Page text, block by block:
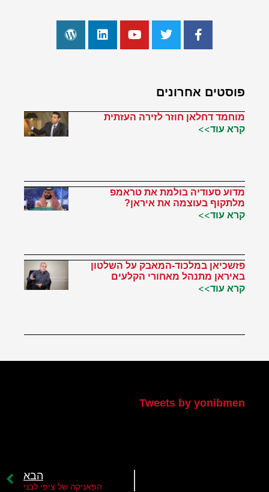
פוסטים אחרונים
מוחמד דחלאן חוזר לזירה העזתית
קרא עוד>>
מדוע סעודיה בולמת את טראמפ
מלתקוף בעוצמה את איראן?
קרא עוד>>
פזשכיאן במלכוד-המאבק על השלטון
באיראן מתנהל מאחורי הקלעים
קרא עוד>>
Tweets by yonibmen
הבא
הפאניקה של ציפי לבני